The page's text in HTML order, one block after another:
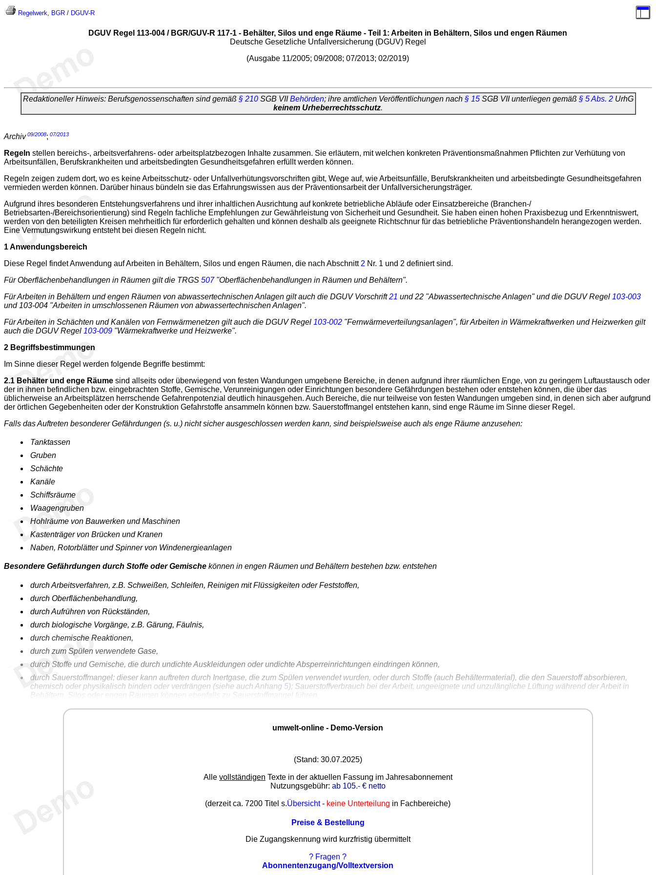
Regelwerk, BGR / DGUV-R
DGUV Regel 113-004 / BGR/GUV-R 117-1 - Behälter, Silos und enge Räume - Teil 1: Arbeiten in Behältern, Silos und engen Räumen
Deutsche Gesetzliche Unfallversicherung (DGUV) Regel
(Ausgabe 11/2005; 09/2008; 07/2013; 02/2019)
Redaktioneller Hinweis: Berufsgenossenschaften sind gemäß § 210SGB VIIBehörden; ihre amtlichen Veröffentlichungen nach § 15SGB VII unterliegen gemäß § 5 Abs. 2UrhG
keinem Urheberrechtsschutz.
Archiv 09/2008; 07/2013
Regeln stellen bereichs-, arbeitsverfahrens- oder arbeitsplatzbezogen Inhalte zusammen. Sie erläutern, mit welchen konkreten Präventionsmaßnahmen Pflichten zur Verhütung von
Arbeitsunfällen, Berufskrankheiten und arbeitsbedingten Gesundheitsgefahren erfüllt werden können.
Regeln zeigen zudem dort, wo es keine Arbeitsschutz- oder Unfallverhütungsvorschriften gibt, Wege auf, wie Arbeitsunfälle, Berufskrankheiten und arbeitsbedingte Gesundheitsgefahren
vermieden werden können. Darüber hinaus bündeln sie das Erfahrungswissen aus der Präventionsarbeit der Unfallversicherungsträger.
Aufgrund ihres besonderen Entstehungsverfahrens und ihrer inhaltlichen Ausrichtung auf konkrete betriebliche Abläufe oder Einsatzbereiche (Branchen-/
Betriebsarten-/Bereichsorientierung) sind Regeln fachliche Empfehlungen zur Gewährleistung von Sicherheit und Gesundheit. Sie haben einen hohen Praxisbezug und Erkenntniswert,
werden von den beteiligten Kreisen mehrheitlich für erforderlich gehalten und können deshalb als geeignete Richtschnur für das betriebliche Präventionshandeln herangezogen werden.
Eine Vermutungswirkung entsteht bei diesen Regeln nicht.
1Anwendungsbereich
Diese Regel findet Anwendung auf Arbeiten in Behältern, Silos und engen Räumen, die nach Abschnitt 2 Nr. 1 und 2 definiert sind.
Für Oberflächenbehandlungen in Räumen gilt die TRGS 507"Oberflächenbehandlungen in Räumen und Behältern".
Für Arbeiten in Behältern und engen Räumen von abwassertechnischen Anlagen gilt auch die DGUV Vorschrift21 und 22 "Abwassertechnische Anlagen" und die DGUV Regel 103-003
und 103-004 "Arbeiten in umschlossenen Räumen von abwassertechnischen Anlagen".
Für Arbeiten in Schächten und Kanälen von Fernwärmenetzen gilt auch die DGUV Regel 103-002 "Fernwärmeverteilungsanlagen", für Arbeiten in Wärmekraftwerken und Heizwerken gilt
auch die DGUV Regel 103-009 "Wärmekraftwerke und Heizwerke".
2 Begriffsbestimmungen
Im Sinne dieser Regel werden folgende Begriffe bestimmt:
2.1 Behälter und enge Räume sind allseits oder überwiegend von festen Wandungen umgebene Bereiche, in denen aufgrund ihrer räumlichen Enge, von zu geringem Luftaustausch oder
der in ihnen befindlichen bzw. eingebrachten Stoffe, Gemische, Verunreinigungen oder Einrichtungen besondere Gefährdungen bestehen oder entstehen können, die über das
üblicherweise an Arbeitsplätzen herrschende Gefahrenpotenzial deutlich hinausgehen. Auch Bereiche, die nur teilweise von festen Wandungen umgeben sind, in denen sich aber aufgrund
der örtlichen Gegebenheiten oder der Konstruktion Gefahrstoffe ansammeln können bzw. Sauerstoffmangel entstehen kann, sind enge Räume im Sinne dieser Regel.
Falls das Auftreten besonderer Gefährdungen (s. u.) nicht sicher ausgeschlossen werden kann, sind beispielsweise auch als enge Räume anzusehen:
Tanktassen
Gruben
Schächte
Kanäle
Schiffsräume
Waagengruben
Hohlräume von Bauwerken und Maschinen
Kastenträger von Brücken und Kranen
Naben, Rotorblätter und Spinner von Windenergieanlagen
Besondere Gefährdungen durch Stoffe oder Gemische können in engen Räumen und Behältern bestehen bzw. entstehen
durch Arbeitsverfahren, z.B. Schweißen, Schleifen, Reinigen mit Flüssigkeiten oder Feststoffen,
durch Oberflächenbehandlung,
durch Aufrühren von Rückständen,
durch biologische Vorgänge, z.B. Gärung, Fäulnis,
durch chemische Reaktionen,
durch zum Spülen verwendete Gase,
durch Stoffe und Gemische, die durch undichte Auskleidungen oder undichte Absperreinrichtungen eindringen können,
durch Sauerstoffmangel; dieser kann auftreten durch Inertgase, die zum Spülen verwendet wurden, oder durch Stoffe (auch Behältermaterial), die den Sauerstoff absorbieren,
chemisch oder physikalisch binden oder verdrängen (siehe auch Anhang 5); Sauerstoffverbrauch bei der Arbeit, ungeeignete und unzulängliche Lüftung während der Arbeit in
Behältern, Silos oder engen Räumen können ebenfalls zu Sauerstoffmangel führen,
durch Anreicherung mit Sauerstoff; z.B. durch Fehlbedienungen oder Undichtigkeiten bei Schweißarbeiten,
umwelt-online - Demo-Version
(Stand: 30.07.2025)
Alle vollständigen Texte in der aktuellen Fassung im Jahresabonnement
Nutzungsgebühr: ab 105.- € netto
(derzeit ca. 7200 Titel s.Übersicht- keine Unterteilung in Fachbereiche)
Preise & Bestellung
Die Zugangskennung wird kurzfristig übermittelt
? Fragen ?
Abonnentenzugang/Volltextversion